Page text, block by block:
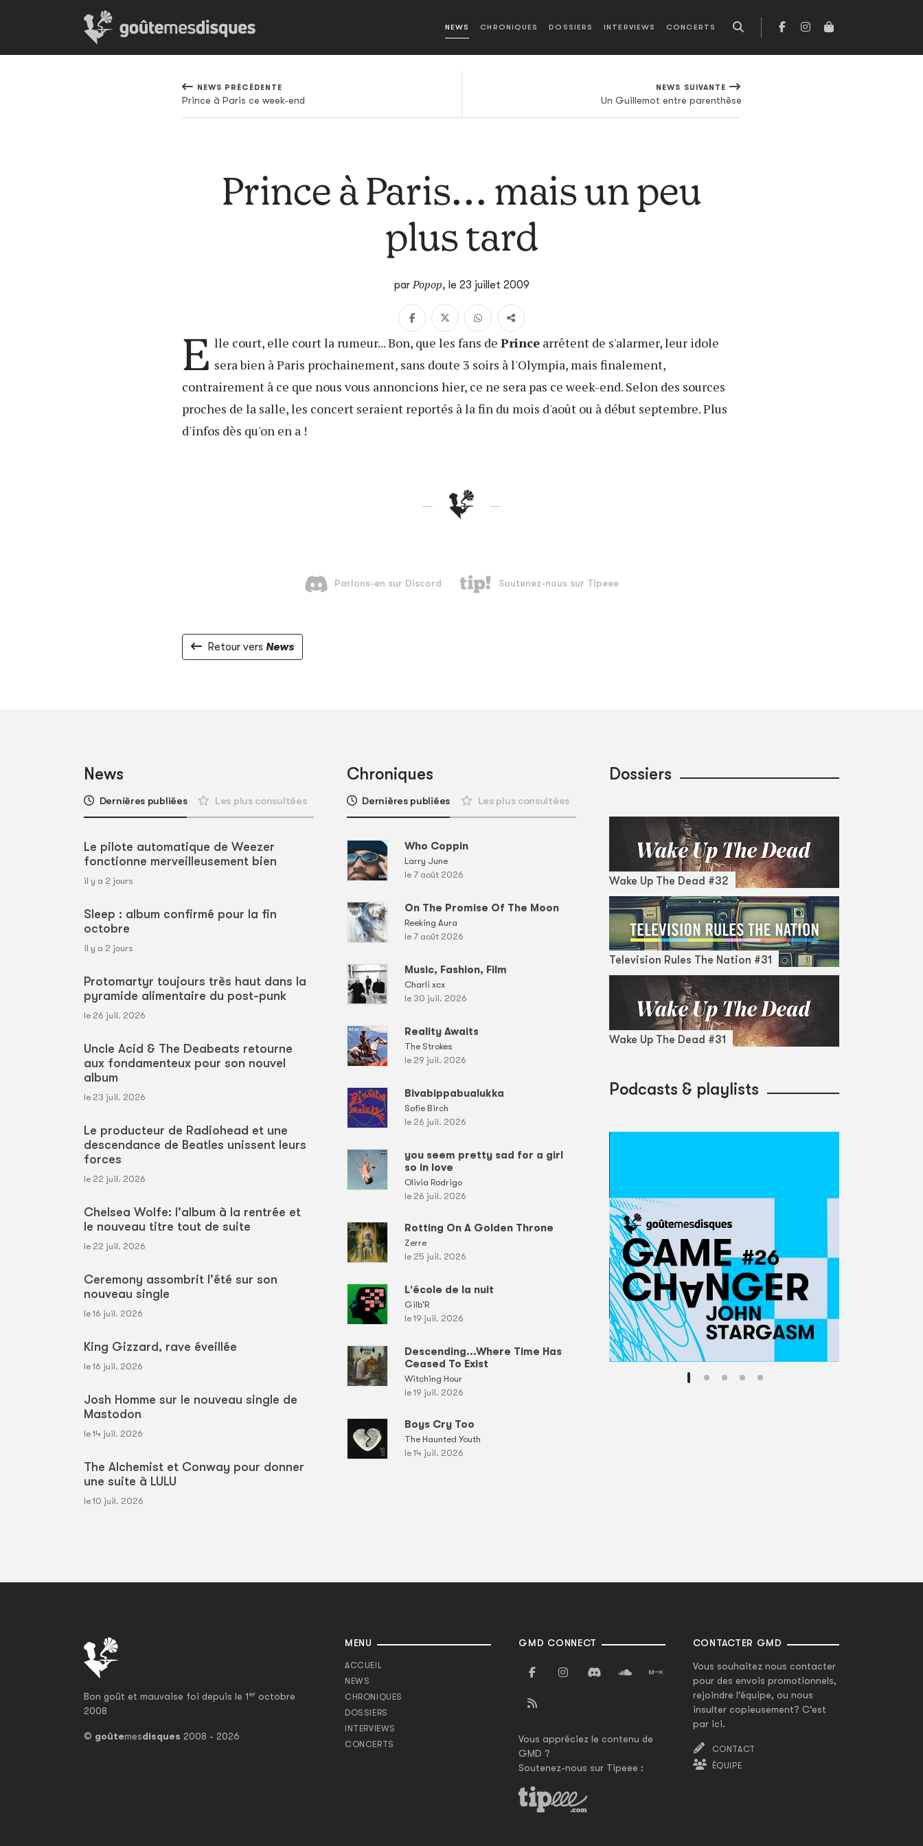
NEWS CHRONIQUES DOSSIERS INTERVIEWS CONCERTS
NEWS PRÉCÉDENTE
Prince à Paris ce week-end
NEWS SUIVANTE
Un Guillemot entre parenthèse
Prince à Paris... mais un peu
plus tard
parPopop, le 23 juillet 2009
E lle court, elle court la rumeur... Bon, que les fans de Princearrêtent de s'alarmer, leur idole
sera bien à Paris prochainement, sans doute 3 soirs à l'Olympia, mais finalement,
contrairement à ce que nous vous annoncions hier, ce ne sera pas ce week-end. Selon des sources
proches de la salle, les concert seraient reportés à la fin du mois d'août ou à début septembre. Plus
d'infos dès qu'on en a !
Retour vers News
News
Dernières publiées Les plus consultées
Le pilote automatique de Weezer
fonctionne merveilleusement bien
il y a 2 jours
Sleep : album confirmé pour la fin
octobre
il y a 2 jours
Protomartyr toujours très haut dans la
pyramide alimentaire du post-punk
le 26 juil. 2026
Uncle Acid & The Deabeats retourne
aux fondamenteux pour son nouvel
album
le 23 juil. 2026
Le producteur de Radiohead et une
descendance de Beatles unissent leurs
forces
le 22 juil. 2026
Chelsea Wolfe: l'album à la rentrée et
le nouveau titre tout de suite
le 22 juil. 2026
Ceremony assombrit l'été sur son
nouveau single
le 16 juil. 2026
King Gizzard, rave éveillée
le 16 juil. 2026
Josh Homme sur le nouveau single de
Mastodon
le 14 juil. 2026
The Alchemist et Conway pour donner
une suite à LULU
le 10 juil. 2026
Chroniques
Dernières publiées Les plus consultées
Who Coppin
Larry June
le 7 août 2026
On The Promise Of The Moon
Reeking Aura
le 7 août 2026
Music, Fashion, Film
Charli xcx
le 30 juil. 2026
Reality Awaits
The Strokes
le 29 juil. 2026
Bivabippabualukka
Sofie Birch
le 26 juil. 2026
you seem pretty sad for a girl
so in love
Olivia Rodrigo
le 26 juil. 2026
Rotting On A Golden Throne
Zerre
le 25 juil. 2026
L'école de la nuit
Gilb'R
le 19 juil. 2026
Descending...Where Time Has
Ceased To Exist
Witching Hour
le 19 juil. 2026
Boys Cry Too
The Haunted Youth
le 14 juil. 2026
Dossiers
Wake Up The Dead #32
Television Rules The Nation #31
Wake Up The Dead #31
Podcasts & playlists
Bon goût et mauvaise foi depuis le 1er octobre
2008
© goûtemesdisques 2008 - 2026
MENU
ACCUEIL
NEWS
CHRONIQUES
DOSSIERS
INTERVIEWS
CONCERTS
GMD CONNECT
Vous appréciez le contenu de
GMD ?
Soutenez-nous sur Tipeee :
CONTACTER GMD
Vous souhaitez nous contacter
pour des envois promotionnels,
rejoindre l'équipe, ou nous
insulter copieusement? C'est
par ici.
CONTACT
ÉQUIPE